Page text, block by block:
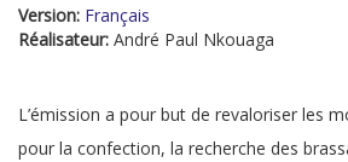
Version: Français
Réalisateur: André Paul Nkouaga
L’émission a pour but de revaloriser les
pour la confection, la recherche des